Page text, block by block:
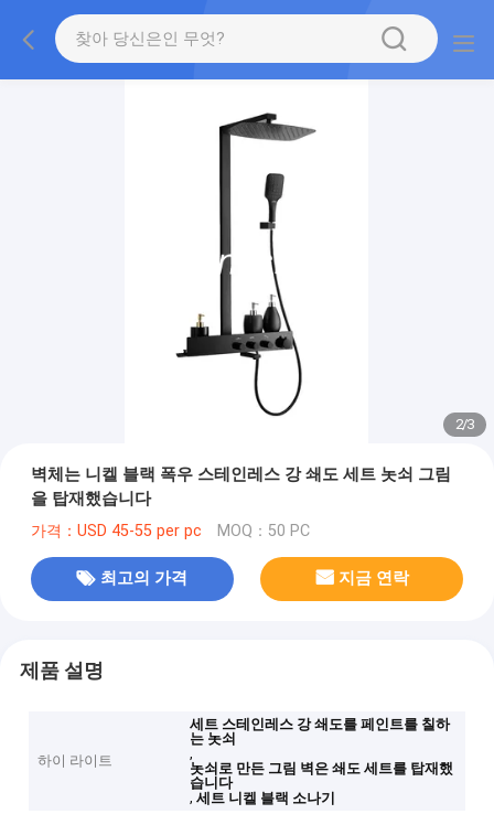
2/3
벽체는 니켈 블랙 폭우 스테인레스 강 쇄도 세트 놋쇠 그림
을 탑재했습니다
가격：USD 45-55 per pc MOQ：50 PC
최고의 가격 지금 연락
제품 설명
하이 라이트
세트 스테인레스 강 쇄도를 페인트를 칠하
는 놋쇠
,
놋쇠로 만든 그림 벽은 쇄도 세트를 탑재했
습니다
,세트 니켈 블랙 소나기